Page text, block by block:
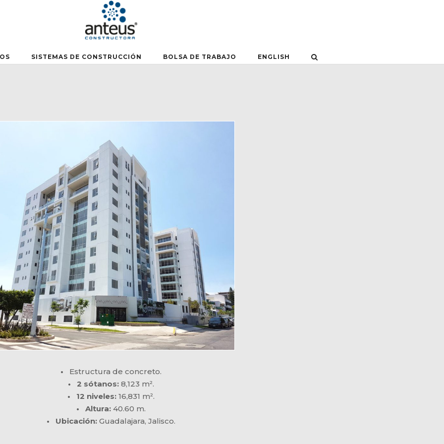
SISTEMAS DE CONSTRUCCIÓN BOLSA DE TRABAJO ENGLISH
• Estructura de concreto.
• 2 sótanos: 8,123 m².
• 12 niveles: 16,831 m².
• Altura: 40.60 m.
• Ubicación: Guadalajara, Jalisco.